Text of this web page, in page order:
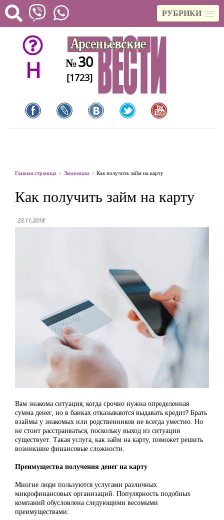
РУБРИКИ
H №30
[1723]
Главная страница Экономика Как получить займ на карту
Как получить займ на карту
23.11.2018
Вам знакома ситуация, когда срочно нужна определенная
сумма денег, но в банках отказываются выдавать кредит? Брать
взаймы у знакомых или родственников не всегда уместно. Но
не стоит расстраиваться, поскольку выход из ситуации
существует. Такая услуга, как займ на карту, поможет решить
возникшие финансовые сложности.
Преимущества получения денег на карту
Многие люди пользуются услугами различных
микрофинансовых организаций. Популярность подобных
компаний обусловлена следующими весомыми
преимуществами: